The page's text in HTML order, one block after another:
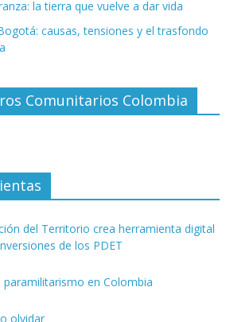
la tierra que vuelve a dar vida
causas, tensiones y el trasfondo
Comunitarios Colombia
del Territorio crea herramienta digital
de los PDET
en Colombia
olvidar